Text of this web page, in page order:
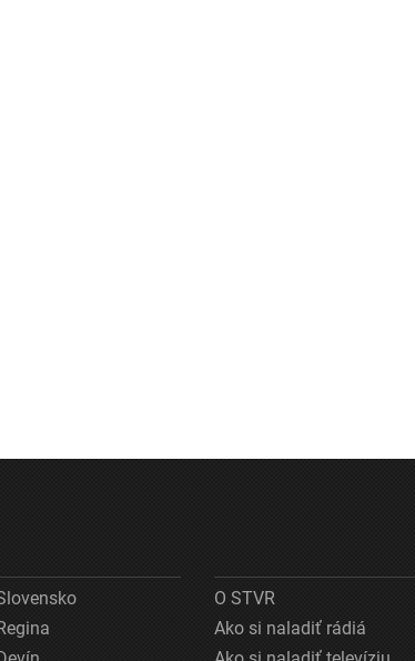
O STVR
Ako si naladiť rádiá